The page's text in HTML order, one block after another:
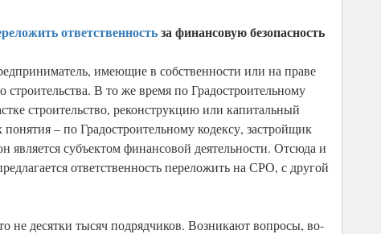
ответственностьза финансовую безопасность
имеющие в собственности или на праве
В то же время по Градостроительному
строительство, реконструкцию или капитальный
– по Градостроительному кодексу, застройщик
субъектом финансовой деятельности. Отсюда и
ответственность переложить на СРО, с другой
не десятки тысяч подрядчиков. Возникают вопросы, во-